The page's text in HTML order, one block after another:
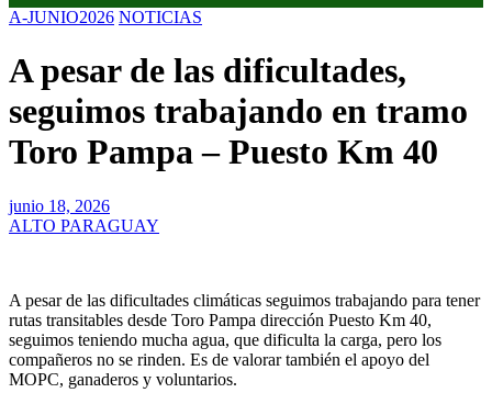
A-JUNIO2026 NOTICIAS
A pesar de las dificultades,
seguimos trabajando en tramo
Toro Pampa – Puesto Km 40
junio 18, 2026
ALTO PARAGUAY
A pesar de las dificultades climáticas seguimos trabajando para tener
rutas transitables desde Toro Pampa dirección Puesto Km 40,
seguimos teniendo mucha agua, que dificulta la carga, pero los
compañeros no se rinden. Es de valorar también el apoyo del
MOPC, ganaderos y voluntarios.